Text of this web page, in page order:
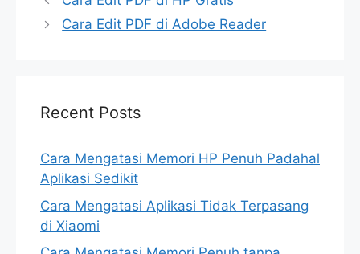
Cara Edit PDF di Adobe Reader
Recent Posts
Cara Mengatasi Memori HP Penuh Padahal
Aplikasi Sedikit
Cara Mengatasi Aplikasi Tidak Terpasang
di Xiaomi